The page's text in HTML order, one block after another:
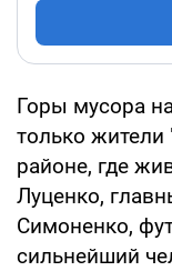
Горы мусора
только жители
районе, где
Луценко,
Симоненко,
сильнейший